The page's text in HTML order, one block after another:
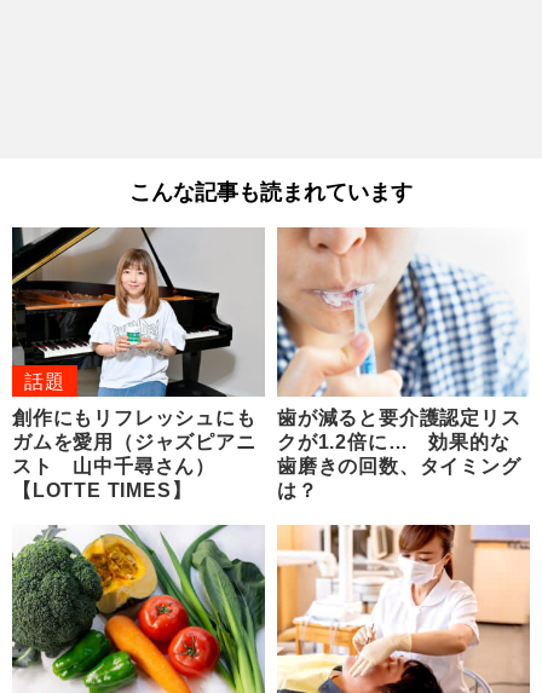
こんな記事も読まれています
話題
創作にもリフレッシュにも
ガムを愛用（ジャズピアニ
スト 山中千尋さん）
【LOTTE TIMES】
歯が減ると要介護認定リス
クが1.2倍に… 効果的な
歯磨きの回数、タイミング
は？